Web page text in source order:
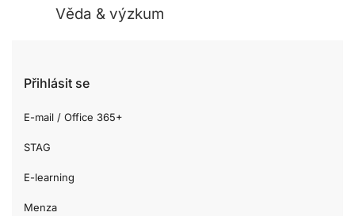
Věda & výzkum
Přihlásit se
E-mail / Office 365+
STAG
E-learning
Menza